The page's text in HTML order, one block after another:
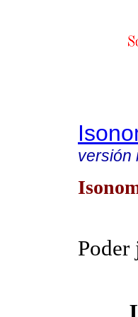
versión